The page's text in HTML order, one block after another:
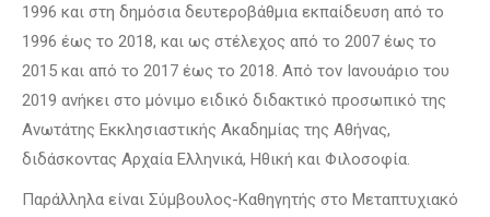
1996 και στη δημόσια δευτεροβάθμια εκπαίδευση από το
1996 έως το 2018, και ως στέλεχος από το 2007 έως το
2015 και από το 2017 έως το 2018. Από τον Ιανουάριο του
2019 ανήκει στο μόνιμο ειδικό διδακτικό προσωπικό της
Ανωτάτης Εκκλησιαστικής Ακαδημίας της Αθήνας,
διδάσκοντας Αρχαία Ελληνικά, Ηθική και Φιλοσοφία.
Παράλληλα είναι Σύμβουλος-Καθηγητής στο Μεταπτυχιακό